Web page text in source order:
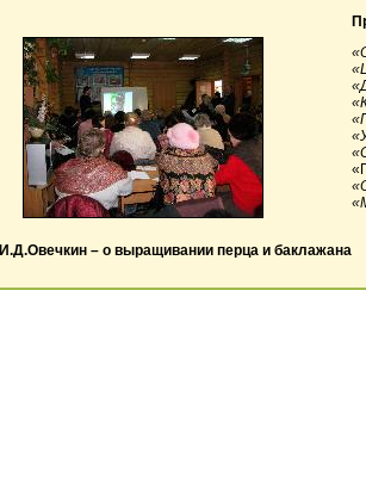
И.Д.Овечкин – о выращивании перца и баклажана